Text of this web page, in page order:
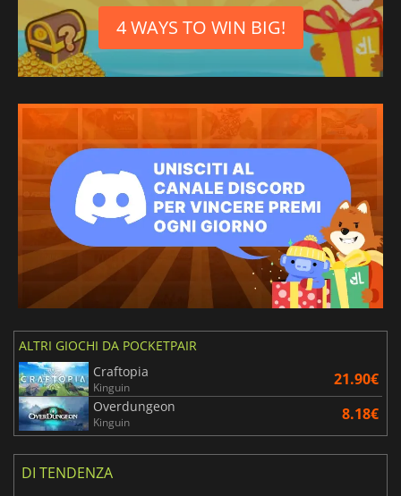
4 WAYS TO WIN BIG!
ALTRI GIOCHI DA POCKETPAIR
Craftopia
Kinguin 21.90€
Overdungeon
Kinguin 8.18€
DI TENDENZA